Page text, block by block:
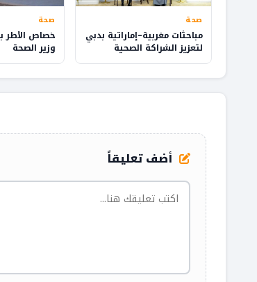
صحة
مباحثات مغربية–إماراتية بدبي
لتعزيز الشراكة الصحية
وتطوير الصناعة الدوائية
صحة
خصاص الأطر
وزير الصحة
أضف تعليقاً